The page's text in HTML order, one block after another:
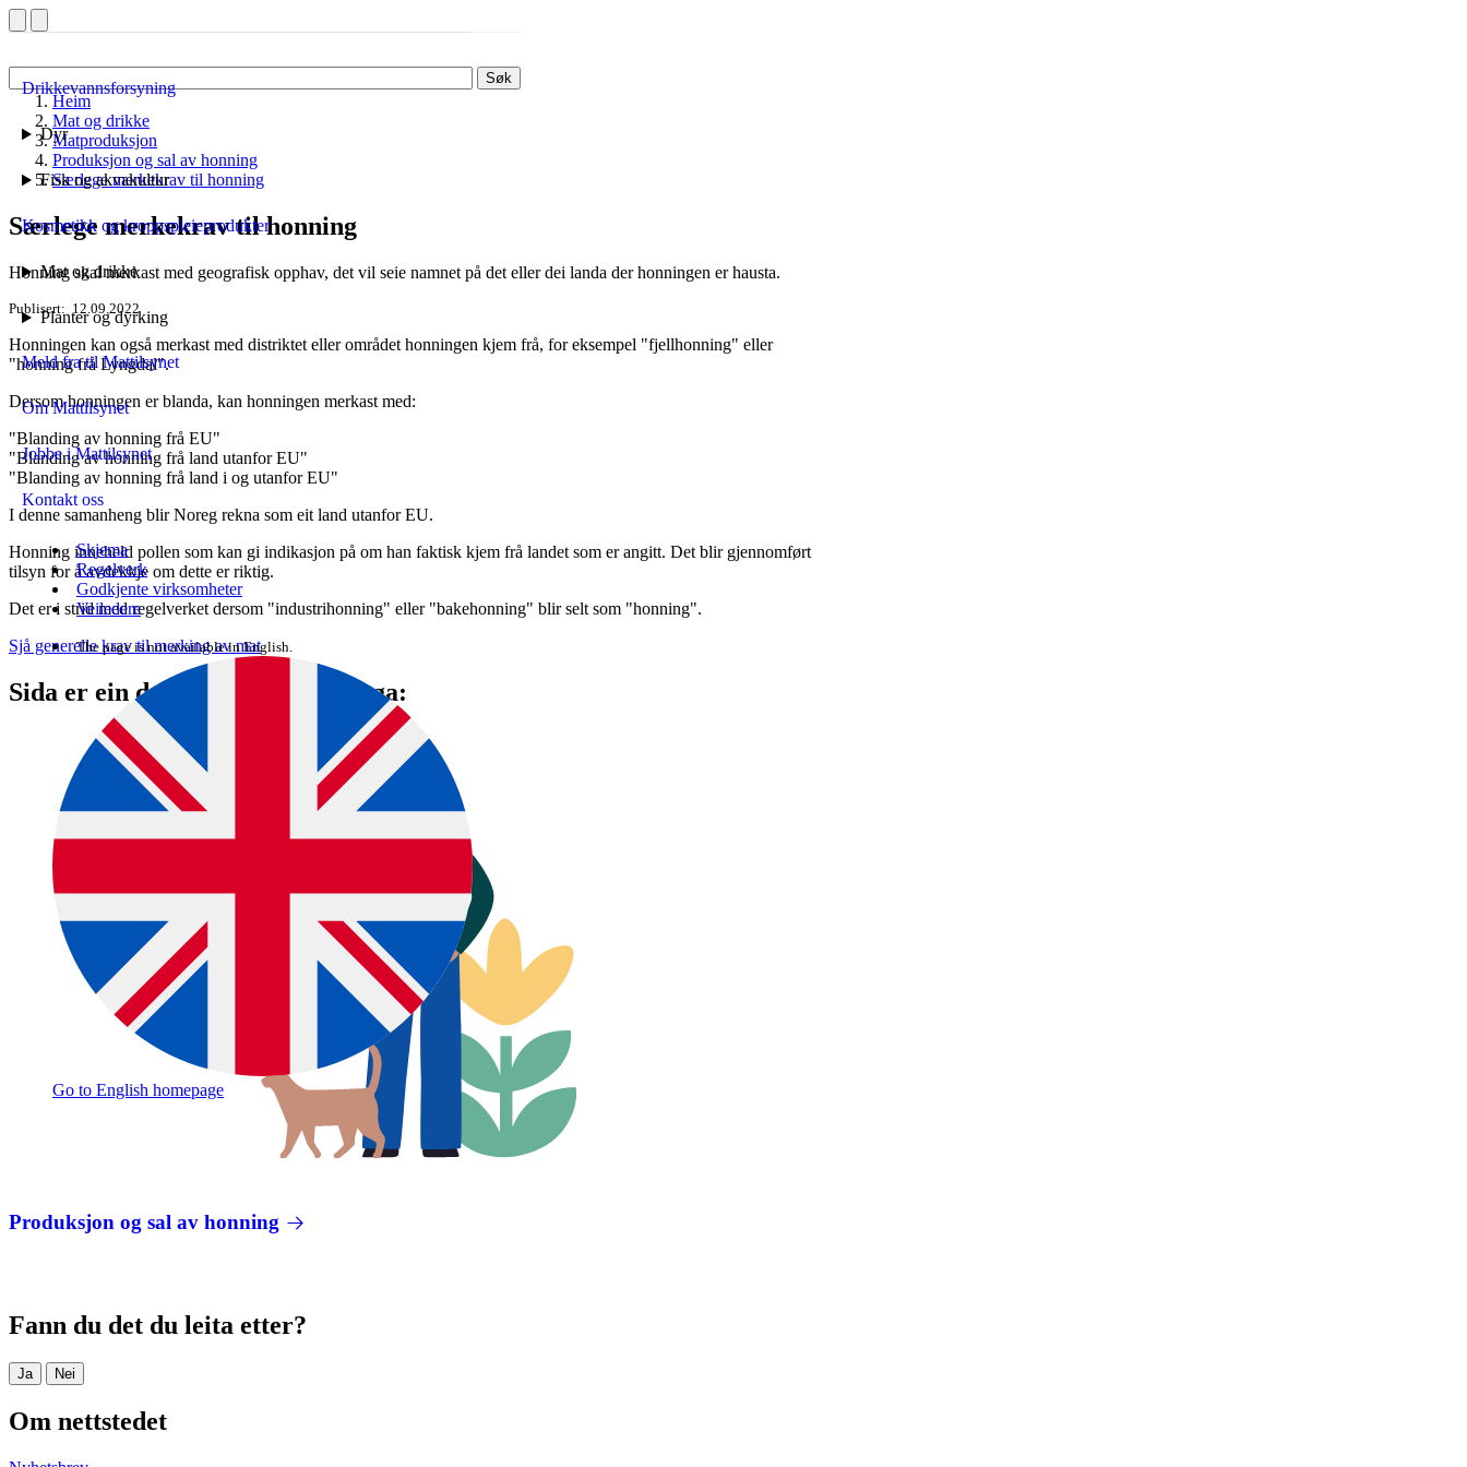
Søk
Drikkevannsforsyning
Dyr
Fisk og akvakultur
Kosmetikk og kroppspleieprodukter
Mat og drikke
Planter og dyrking
Meld fra til Mattilsynet
Om Mattilsynet
Jobbe i Mattilsynet
Kontakt oss
Skjema
Regelverk
Godkjente virksomheter
Veiledere
The page is not available in English.
Go to English homepage
Heim
Mat og drikke
Matproduksjon
Produksjon og sal av honning
Særlege merkekrav til honning
Særlege merkekrav til honning
Honning skal merkast med geografisk opphav, det vil seie namnet på det eller dei landa der honningen er hausta.
Publisert 12.09.2022
Honningen kan også merkast med distriktet eller området honningen kjem frå, for eksempel "fjellhonning" eller
"honning frå Lyngdal".
Dersom honningen er blanda, kan honningen merkast med:
"Blanding av honning frå EU"
"Blanding av honning frå land utanfor EU"
"Blanding av honning frå land i og utanfor EU"
I denne samanheng blir Noreg rekna som eit land utanfor EU.
Honning inneheld pollen som kan gi indikasjon på om han faktisk kjem frå landet som er angitt. Det blir gjennomført
tilsyn for å avdekkje om dette er riktig.
Det er i strid med regelverket dersom "industrihonning" eller "bakehonning" blir selt som "honning".
Sjå generelle krav til merking av mat
Sida er ein del av denne rettleiinga:
Produksjon og sal av honning
Fann du det du leita etter?
Ja Nei
Om nettstedet